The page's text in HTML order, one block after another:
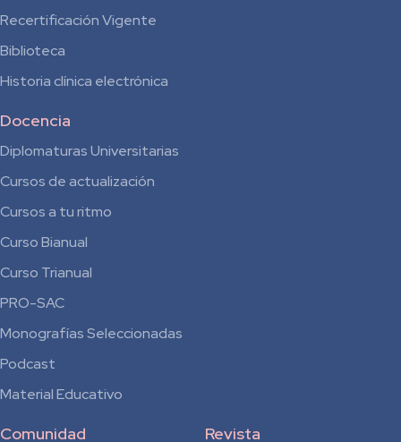
Recertificación Vigente
Biblioteca
Historia clínica electrónica
Docencia
Diplomaturas Universitarias
Cursos de actualización
Cursos a tu ritmo
Curso Bianual
para
Residentes
Curso Trianual
PRO-SAC
Monografías Seleccionadas
Podcast
Material Educativo
Revista
Comunidad